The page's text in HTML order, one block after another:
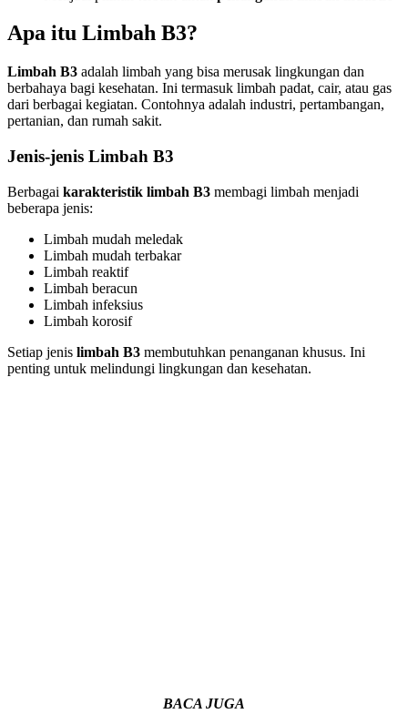
Apa itu Limbah B3?
Limbah B3 adalah limbah yang bisa merusak lingkungan dan
berbahaya bagi kesehatan. Ini termasuk limbah padat, cair, atau gas
dari berbagai kegiatan. Contohnya adalah industri, pertambangan,
pertanian, dan rumah sakit.
Jenis-jenis Limbah B3
Berbagai karakteristik limbah B3 membagi limbah menjadi
beberapa jenis:
Limbah mudah meledak
Limbah mudah terbakar
Limbah reaktif
Limbah beracun
Limbah infeksius
Limbah korosif
Setiap jenis limbah B3 membutuhkan penanganan khusus. Ini
penting untuk melindungi lingkungan dan kesehatan.
BACA JUGA